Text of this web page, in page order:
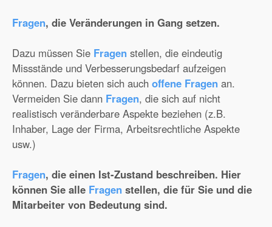
Fragen, die Veränderungen in Gang setzen.
Dazu müssen Sie Fragen stellen, die eindeutig
Missstände und Verbesserungsbedarf aufzeigen
können. Dazu bieten sich auch offene Fragen an.
Vermeiden Sie dann Fragen, die sich auf nicht
realistisch veränderbare Aspekte beziehen (z.B.
Inhaber, Lage der Firma, Arbeitsrechtliche Aspekte
usw.)
Fragen, die einen Ist-Zustand beschreiben. Hier
können Sie alle Fragen stellen, die für Sie und die
Mitarbeiter von Bedeutung sind.